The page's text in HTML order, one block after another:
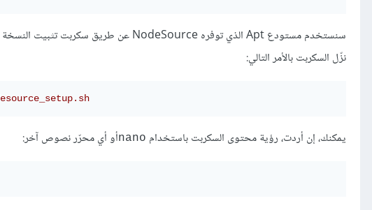
سنستخدم مستودع Apt الذي توفره NodeSource عن طريق سكربت تثبيت النسخة المستقرة الأخيرة من Node.js (الإصدار
نزّل السكربت بالأمر التالي:
يمكنك، إن أردت، رؤية محتوى السكربت باستخدام nanoأو أي محرّر نصوص آخر: